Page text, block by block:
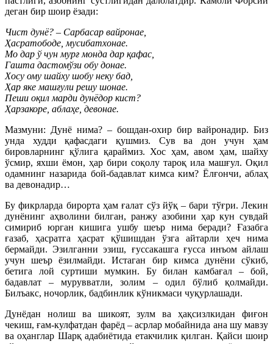
деган бир шоир ёзади:
Чист дунё? – Сарбасар вайронае,
Ҳасратободе, мусибатхонае.
Мо дар ў чун мурғ монда дар қафас,
Гашта дастомўзи обу донае.
Хосу ому шайху шобу неку бад,
Ҳар яке машғули решу шонае.
Пеши оқил марди дунёдор кист?
Ҳарзакоре, аблаҳе, девонае.
Мазмуни: Дунё нима? – бошдан-охир бир вайронадир. Биз
унда худди қафасдаги қушмиз. Сув ва дон учун ҳам
бировларнинг қўлига қараймиз. Хос ҳам, авом ҳам, шайху
ўсмир, яхши ёмон, ҳар бири соқолу тароқ ила машғул. Оқил
одамнинг назарида бой-бадавлат кимса ким? Ёлғончи, аблаҳ
ва девонадир…
Бу фикрларда бирорта ҳам ғалат сўз йўқ – бари тўғри. Лекин
дунёнинг аҳволини билган, ранжу азобини ҳар кун сувдай
симириб юрган кишига ушбу шеър нима беради? Ғазабга
ғазаб, ҳасратга ҳасрат қўшишдан ўзга айтарли ҳеч нима
бермайди. Эзилганни эзиш, ғуссакашга ғусса инъом айлаш
учун шеър ёзилмайди. Истаган бир кимса дунёни сўкиб,
бетига лой суртиши мумкин. Бу билан камбағал – бой,
бадавлат – мурувватли, золим – одил бўлиб қолмайди.
Билъакс, ночорлик, бадбинлик кўникмаси чуқурлашади.
Дунёдан нолиш ва шикоят, зулм ва ҳақсизлкидан фиғон
чекиш, ғам-кулфатдан фарёд – асрлар мобайнида ана шу мавзу
ва оҳанглар Шарқ адабиётида етакчилик қилган. Қайси шоир